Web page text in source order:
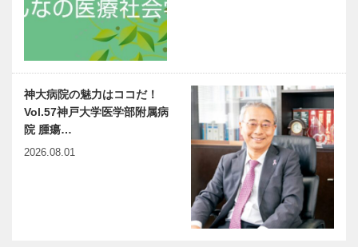
神大病院の魅力はココだ！
Vol.57神戸大学医学部附属病
院 腫瘍…
2026.08.01